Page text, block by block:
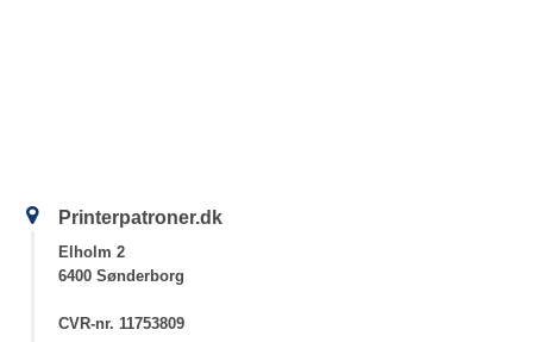
Printerpatroner.dk
Elholm 2
6400 Sønderborg
CVR-nr. 11753809